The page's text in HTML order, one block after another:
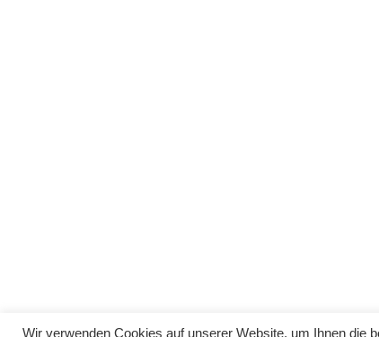
Wir verwenden Cookies auf unserer Website, um Ihnen die